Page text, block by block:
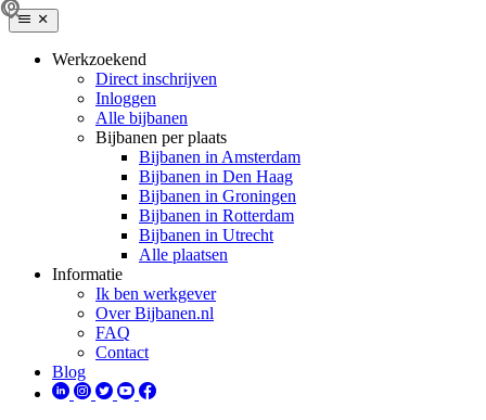
Werkzoekend
Direct inschrijven
Inloggen
Alle bijbanen
Bijbanen per plaats
Bijbanen in Amsterdam
Bijbanen in Den Haag
Bijbanen in Groningen
Bijbanen in Rotterdam
Bijbanen in Utrecht
Alle plaatsen
Informatie
Ik ben werkgever
Over Bijbanen.nl
FAQ
Contact
Blog